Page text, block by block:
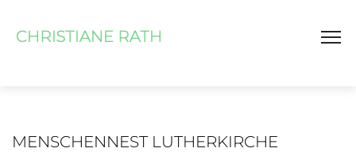
MENSCHENNEST LUTHERKIRCHE